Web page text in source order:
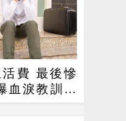
費 最後慘
血淚教訓：